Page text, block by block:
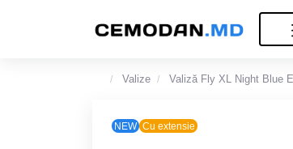
Valize Valiză Fly XL Night Blue
NEW Cu extensie